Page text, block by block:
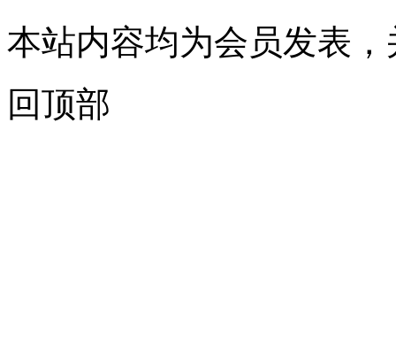
本站内容均为会员发表
回顶部